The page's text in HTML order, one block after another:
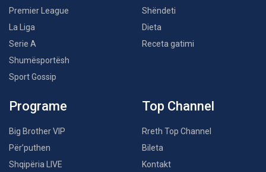
Premier League
La Liga
Serie A
Shumësportësh
Sport Gossip
Shëndeti
Dieta
Receta gatimi
Programe
Big Brother VIP
Për’puthen
Shqipëria LIVE
Top Channel
Rreth Top Channel
Bileta
Kontakt